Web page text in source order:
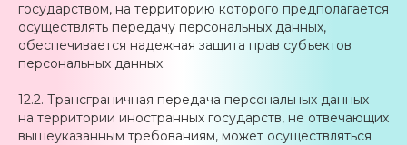
государством, на территорию которого предполагается
осуществлять передачу персональных данных,
обеспечивается надежная защита прав субъектов
персональных данных.
12.2. Трансграничная передача персональных данных
на территории иностранных государств, не отвечающих
вышеуказанным требованиям, может осуществляться